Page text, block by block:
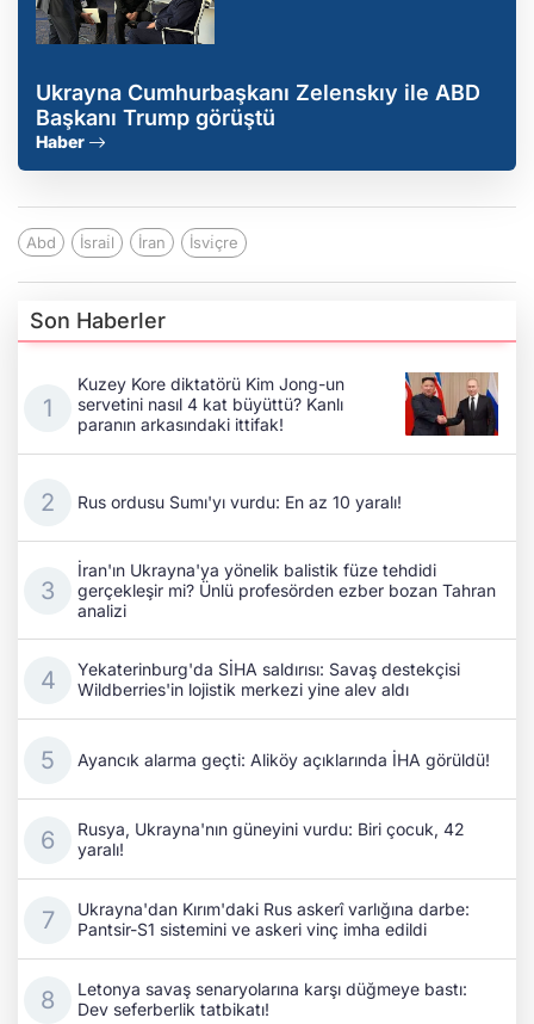
Ukrayna Cumhurbaşkanı Zelenskıy ile ABD
Başkanı Trump görüştü
Haber
Abd İsrai̇l İran İsvi̇çre
Son Haberler
Kuzey Kore diktatörü Kim Jong-un
servetini nasıl 4 kat büyüttü? Kanlı
paranın arkasındaki ittifak!
Rus ordusu Sumı'yı vurdu: En az 10 yaralı!
İran'ın Ukrayna'ya yönelik balistik füze tehdidi
gerçekleşir mi? Ünlü profesörden ezber bozan Tahran
analizi
Yekaterinburg'da SİHA saldırısı: Savaş destekçisi
Wildberries'in lojistik merkezi yine alev aldı
Ayancık alarma geçti: Aliköy açıklarında İHA görüldü!
Rusya, Ukrayna'nın güneyini vurdu: Biri çocuk, 42
yaralı!
Ukrayna'dan Kırım'daki Rus askerî varlığına darbe:
Pantsir-S1 sistemini ve askeri vinç imha edildi
Letonya savaş senaryolarına karşı düğmeye bastı:
Dev seferberlik tatbikatı!